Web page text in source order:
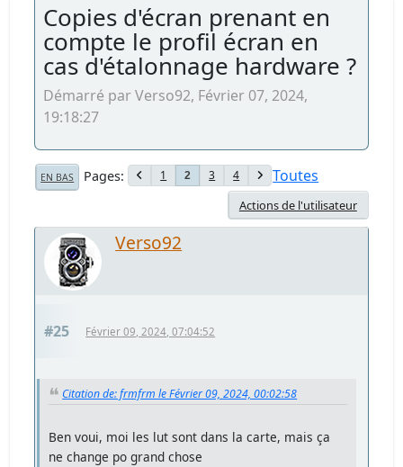
Copies d'écran prenant en
compte le profil écran en
cas d'étalonnage hardware ?
Démarré par Verso92, Février 07, 2024,
19:18:27
EN BAS Pages 1 2 3 4 Toutes
Actions de l'utilisateur
Verso92
#25 Février 09, 2024, 07:04:52
Citation de: frmfrm le Février 09, 2024, 00:02:58
Ben voui, moi les lut sont dans la carte, mais ça
ne change po grand chose